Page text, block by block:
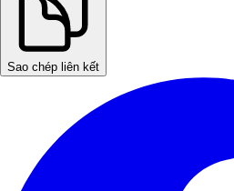
Sao chép liên kết